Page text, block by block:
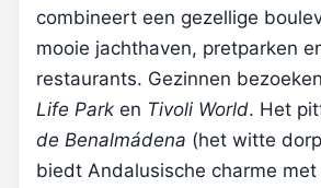
combineert een gezellige
mooie jachthaven, pretparken
restaurants. Gezinnen
Life Park en Tivoli World. Het
de Benalmádena (het witte
biedt Andalusische charme